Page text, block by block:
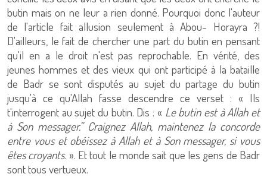
butin mais on ne leur a rien donné. Pourquoi donc l'auteur
de l'article fait allusion seulement à Abou- Horayra ?!
D'ailleurs, le fait de chercher une part du butin en pensant
qu'il en a le droit n'est pas reprochable. En vérité, des
jeunes hommes et des vieux qui ont participé à la bataille
de Badr se sont disputés au sujet du partage du butin
jusqu'à ce qu'Allah fasse descendre ce verset : « Ils
t'interrogent au sujet du butin. Dis : « Le butin est à Allah et
à Son messager.” Craignez Allah, maintenez la concorde
entre vous et obéissez à Allah et à Son messager, si vous
êtes croyants. ». Et tout le monde sait que les gens de Badr
sont tous vertueux.